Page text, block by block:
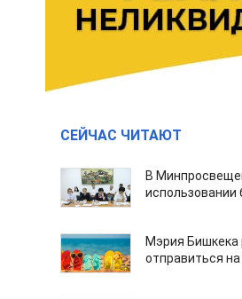
СЕЙЧАС ЧИТАЮТ
В
Мэрия Бишкека
отправиться